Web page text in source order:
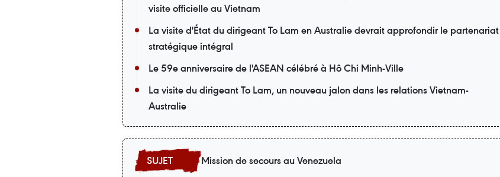
visite officielle au Vietnam
La visite d'État du dirigeant To Lam en Australie devrait approfondir le partenariat
stratégique intégral
Le 59e anniversaire de l'ASEAN célébré à Hô Chi Minh-Ville
La visite du dirigeant To Lam, un nouveau jalon dans les relations Vietnam-
Australie
Mission de secours au Venezuela